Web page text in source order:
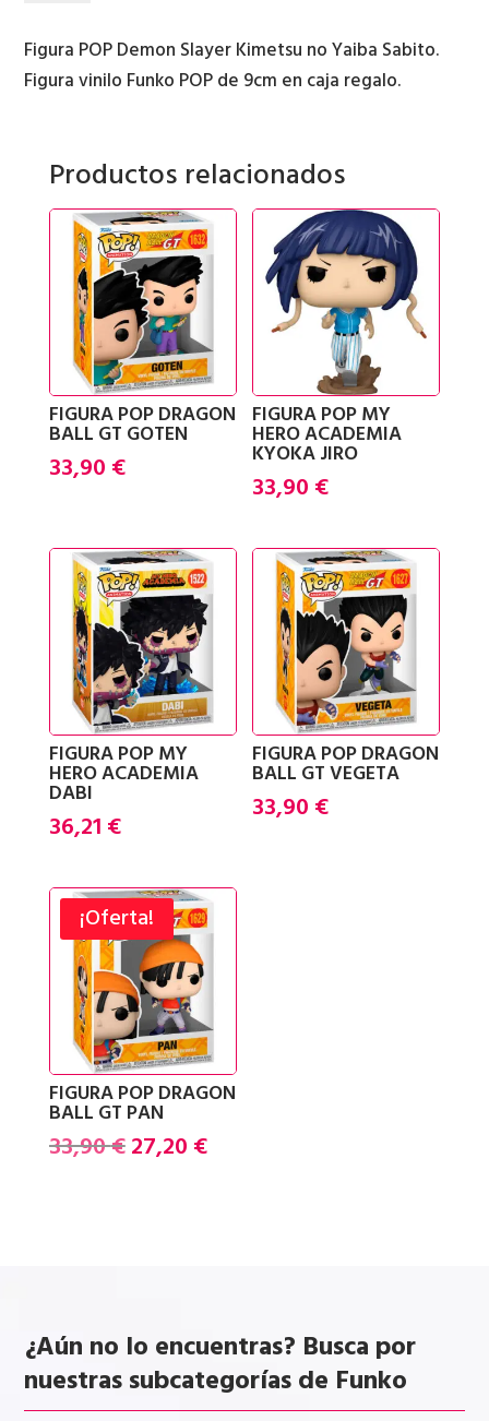
SLAYER
KIMETSU
SABITO
cantidad
Figura POP Demon Slayer Kimetsu no Yaiba Sabito.
Figura vinilo Funko POP de 9cm en caja regalo.
Productos relacionados
FIGURA POP DRAGON
BALL GT GOTEN
33,90 €
FIGURA POP MY
HERO ACADEMIA
KYOKA JIRO
33,90 €
FIGURA POP MY
HERO ACADEMIA
DABI
36,21 €
FIGURA POP DRAGON
BALL GT VEGETA
33,90 €
¡Oferta!
FIGURA POP DRAGON
BALL GT PAN
33,90€El
27,20 €El
¿Aún no lo encuentras? Busca por
nuestras subcategorías de Funko